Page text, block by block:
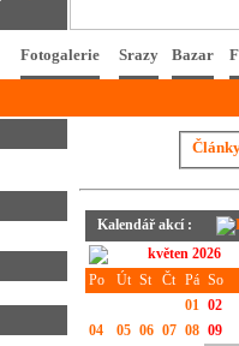
Fotogalerie Srazy Bazar
Kalendář akcí :
květen 2026
Po
Út St Čt Pá So
01 02
04
05 06 07 08 09